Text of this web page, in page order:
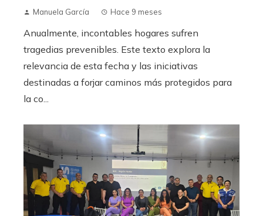
Manuela García Hace 9 meses
Anualmente, incontables hogares sufren
tragedias prevenibles. Este texto explora la
relevancia de esta fecha y las iniciativas
destinadas a forjar caminos más protegidos para
la co...